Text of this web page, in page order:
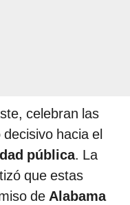
celebran las
hacia el
pública. La
que estas
de Alabama